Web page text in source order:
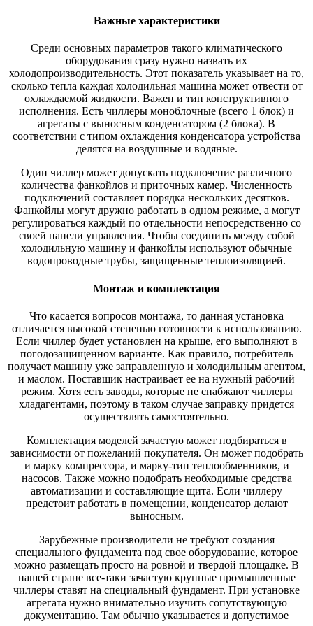
Важные характеристики
Среди основных параметров такого климатического
оборудования сразу нужно назвать их
холодопроизводительность. Этот показатель указывает на то,
сколько тепла каждая холодильная машина может отвести от
охлаждаемой жидкости. Важен и тип конструктивного
исполнения. Есть чиллеры моноблочные (всего 1 блок) и
агрегаты с выносным конденсатором (2 блока). В
соответствии с типом охлаждения конденсатора устройства
делятся на воздушные и водяные.
Один чиллер может допускать подключение различного
количества фанкойлов и приточных камер. Численность
подключений составляет порядка нескольких десятков.
Фанкойлы могут дружно работать в одном режиме, а могут
регулироваться каждый по отдельности непосредственно со
своей панели управления. Чтобы соединить между собой
холодильную машину и фанкойлы используют обычные
водопроводные трубы, защищенные теплоизоляцией.
Монтаж и комплектация
Что касается вопросов монтажа, то данная установка
отличается высокой степенью готовности к использованию.
Если чиллер будет установлен на крыше, его выполняют в
погодозащищенном варианте. Как правило, потребитель
получает машину уже заправленную и холодильным агентом,
и маслом. Поставщик настраивает ее на нужный рабочий
режим. Хотя есть заводы, которые не снабжают чиллеры
хладагентами, поэтому в таком случае заправку придется
осуществлять самостоятельно.
Комплектация моделей зачастую может подбираться в
зависимости от пожеланий покупателя. Он может подобрать
и марку компрессора, и марку-тип теплообменников, и
насосов. Также можно подобрать необходимые средства
автоматизации и составляющие щита. Если чиллеру
предстоит работать в помещении, конденсатор делают
выносным.
Зарубежные производители не требуют создания
специального фундамента под свое оборудование, которое
можно размещать просто на ровной и твердой площадке. В
нашей стране все-таки зачастую крупные промышленные
чиллеры ставят на специальный фундамент. При установке
агрегата нужно внимательно изучить сопутствующую
документацию. Там обычно указывается и допустимое